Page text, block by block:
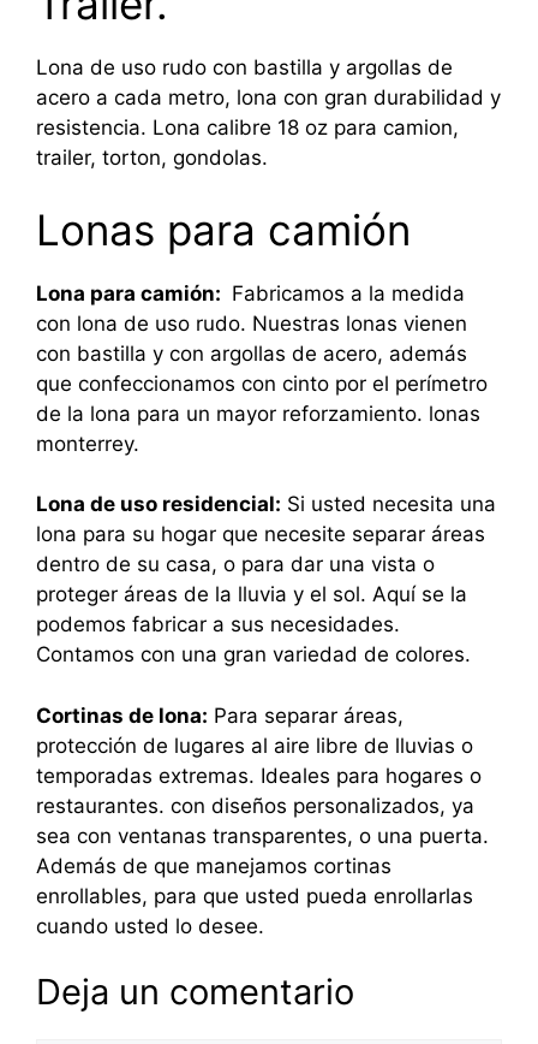
Lona de uso rudo con bastilla y argollas de
acero a cada metro, lona con gran durabilidad y
resistencia. Lona calibre 18 oz para camion,
trailer, torton, gondolas.
Lonas para camión
Lona para camión: Fabricamos a la medida
con lona de uso rudo. Nuestras lonas vienen
con bastilla y con argollas de acero, además
que confeccionamos con cinto por el perímetro
de la lona para un mayor reforzamiento. lonas
monterrey.
Lona de uso residencial: Si usted necesita una
lona para su hogar que necesite separar áreas
dentro de su casa, o para dar una vista o
proteger áreas de la lluvia y el sol. Aquí se la
podemos fabricar a sus necesidades.
Contamos con una gran variedad de colores.
Cortinas de lona: Para separar áreas,
protección de lugares al aire libre de lluvias o
temporadas extremas. Ideales para hogares o
restaurantes. con diseños personalizados, ya
sea con ventanas transparentes, o una puerta.
Además de que manejamos cortinas
enrollables, para que usted pueda enrollarlas
cuando usted lo desee.
Deja un comentario